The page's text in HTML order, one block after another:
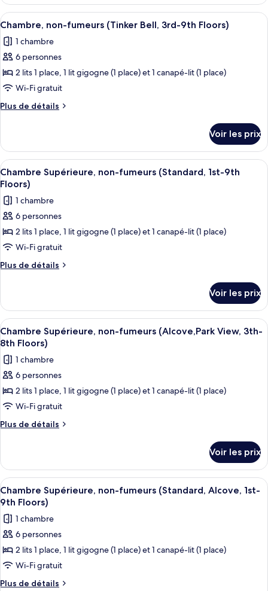
fumeurs
(Alice
in
Wonderland,
3rd-
8th
Floors)
type
de
Chambre,
non-
(Alice
in
3rd-
Afficher
toutes
les
photos
pour
ce
type
de
Chambre,
non-
fumeurs
(Tinker
Bell,
3rd-
9th
Floors)
Chambre, non-fumeurs (Tinker
7
Chambre, non-fumeurs (Tinker Bell, 3rd-9th Floors)
1 chambre
6 personnes
2 lits 1 place, 1 lit gigogne (1 place) et 1 canapé-lit (1 place)
Wi-Fi gratuit
Plus de détails
Plus
le
type
de
chambre
Chambre,
non-
fumeurs
(Tinker
Bell,
3rd-
Floors)
Voir les prix
Afficher
toutes
les
photos
pour
ce
type
de
Supérieure,
non-
fumeurs
(Standard,
1st-
9th
Floors)
Une chambre d’hôtel avec deux lits,
5
Chambre Supérieure, non-fumeurs (Standard, 1st-9th
Floors)
1 chambre
6 personnes
2 lits 1 place, 1 lit gigogne (1 place) et 1 canapé-lit (1 place)
Wi-Fi gratuit
Plus de détails
Plus
le
type
de
chambre
Supérieure,
non-
fumeurs
(Standard,
1st-
Floors)
Voir les prix
Afficher
toutes
les
photos
pour
ce
type
de
Supérieure,
non-
fumeurs
(Alcove,Park
View,
3th-
8th
Floors)
Couette en duvet d'oie, coffres-forts
7
Chambre Supérieure, non-fumeurs (Alcove,Park View, 3th-
8th Floors)
1 chambre
6 personnes
2 lits 1 place, 1 lit gigogne (1 place) et 1 canapé-lit (1 place)
Wi-Fi gratuit
Plus de détails
Plus
le
type
de
chambre
Supérieure,
non-
fumeurs
(Alcove,Park
View,
8th
Voir les prix
Afficher
toutes
les
photos
pour
ce
type
de
Couette en duvet d'oie, coffres-forts
7
Chambre Supérieure, non-fumeurs (Standard, Alcove, 1st-
9th Floors)
1 chambre
6 personnes
2 lits 1 place, 1 lit gigogne (1 place) et 1 canapé-lit (1 place)
Wi-Fi gratuit
Plus de détails
Plus